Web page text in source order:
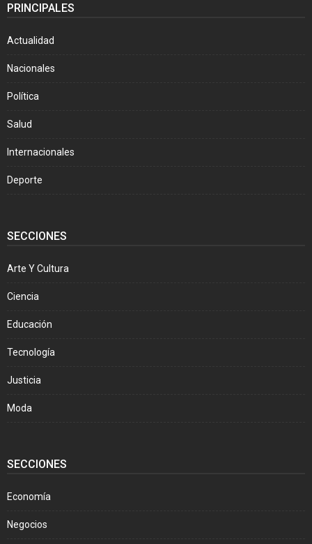
PRINCIPALES
Actualidad
Nacionales
Política
Salud
Internacionales
Deporte
SECCIONES
Arte Y Cultura
Ciencia
Educación
Tecnología
Justicia
Moda
SECCIONES
Economía
Negocios